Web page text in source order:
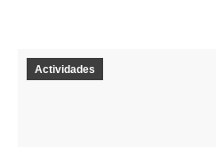
Actividades